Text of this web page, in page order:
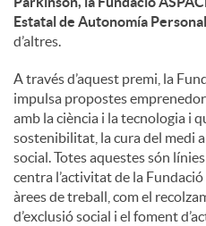
Estatal de Autonomía
d’altres.
A través d’aquest premi, la
impulsa propostes
amb la ciència i la tecnologia i
sostenibilitat, la cura del medi
social. Totes aquestes són
centra l’activitat de la Fundació
àrees de treball, com el
d’exclusió social i el foment